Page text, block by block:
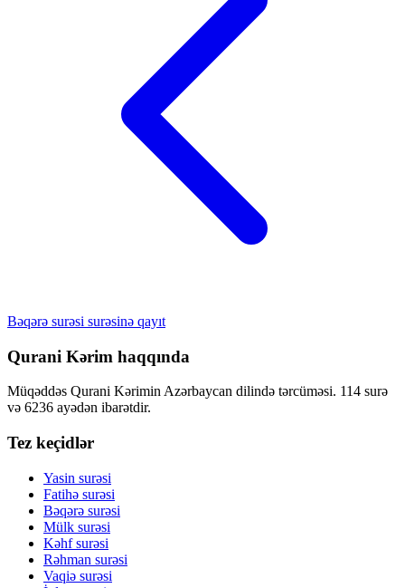
Bəqərə surəsi surəsinə qayıt
Qurani Kərim haqqında
Müqəddəs Qurani Kərimin Azərbaycan dilində tərcüməsi. 114 surə
və 6236 ayədən ibarətdir.
Tez keçidlər
Yasin surəsi
Fatihə surəsi
Bəqərə surəsi
Mülk surəsi
Kəhf surəsi
Rəhman surəsi
Vaqiə surəsi